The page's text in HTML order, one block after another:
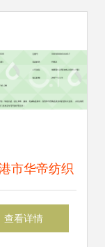
市华帝纺织
业针纺织品及
查看详情